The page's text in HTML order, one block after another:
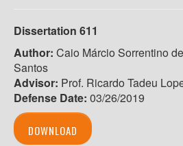
Dissertation 611
Author: Caio Márcio Sorrentino
Santos
Advisor: Prof. Ricardo Tadeu
Defense Date: 03/26/2019
DOWNLOAD